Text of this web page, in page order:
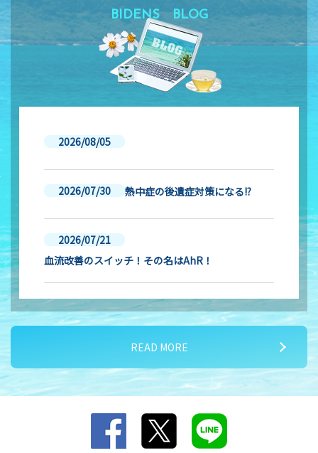
BIDENS BLOG
2026/08/05
2026/07/30 熱中症の後遺症対策になる!?
2026/07/21
血流改善のスイッチ！その名はAhR！
2026/07/16
夏バテ対策② 血液サラサラ作用のメカニズム
2026/07/15
夏バテ対策① 気温差に負けるな！
READ MORE